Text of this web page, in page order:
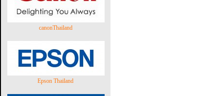
canonThailand
Epson Thailand